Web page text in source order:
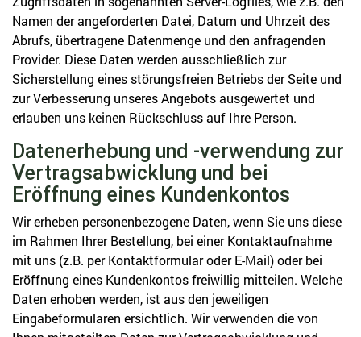
Namen der angeforderten Datei, Datum und Uhrzeit des
Abrufs, übertragene Datenmenge und den anfragenden
Provider. Diese Daten werden ausschließlich zur
Sicherstellung eines störungsfreien Betriebs der Seite und
zur Verbesserung unseres Angebots ausgewertet und
erlauben uns keinen Rückschluss auf Ihre Person.
Datenerhebung und -verwendung zur
Vertragsabwicklung und bei
Eröffnung eines Kundenkontos
Wir erheben personenbezogene Daten, wenn Sie uns diese
im Rahmen Ihrer Bestellung, bei einer Kontaktaufnahme
mit uns (z.B. per Kontaktformular oder E-Mail) oder bei
Eröffnung eines Kundenkontos freiwillig mitteilen. Welche
Daten erhoben werden, ist aus den jeweiligen
Eingabeformularen ersichtlich. Wir verwenden die von